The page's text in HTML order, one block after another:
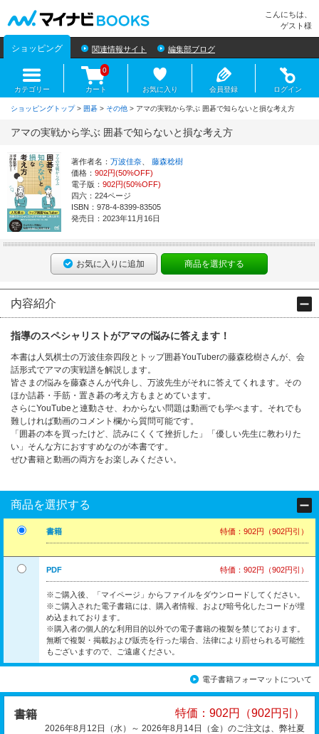
こんにちは、
ゲスト様
ショッピング 関連情報サイト 編集部ブログ
カテゴリー カート
0
お気に入り 会員登録 ログイン
ショッピングトップ> 囲碁 > その他 > アマの実戦から学ぶ 囲碁で知らないと損な考え方
アマの実戦から学ぶ 囲碁で知らないと損な考え方
著作者名： 万波佳奈
藤森稔樹
価格： 902円(50%OFF)
電子版： 902円(50%OFF)
四六：224ページ
ISBN：978-4-8399-83505
発売日：2023年11月16日
お気に入りに追加 商品を選択する
内容紹介
指導のスペシャリストがアマの悩みに答えます！
本書は人気棋士の万波佳奈四段とトップ囲碁YouTuberの藤森稔樹さんが、会
話形式でアマの実戦譜を解説します。
皆さまの悩みを藤森さんが代弁し、万波先生がそれに答えてくれます。その
ほか詰碁・手筋・置き碁の考え方もまとめています。
さらにYouTubeと連動させ、わからない問題は動画でも学べます。それでも
難しければ動画のコメント欄から質問可能です。
「囲碁の本を買ったけど、読みにくくて挫折した」「優しい先生に教わりた
い」そんな方におすすめなのが本書です。
ぜひ書籍と動画の両方をお楽しみください。
商品を選択する
書籍 特価：902円（902円引）
PDF 特価：902円（902円引）
※ご購入後、「マイページ」からファイルをダウンロードしてください。
※ご購入された電子書籍には、購入者情報、および暗号化したコードが埋
め込まれております。
※購入者の個人的な利用目的以外での電子書籍の複製を禁じております。
無断で複製・掲載および販売を行った場合、法律により罰せられる可能性
もございますので、ご遠慮ください。
電子書籍フォーマットについて
書籍 特価：902円（902円引）
2026年8月12日（水）～ 2026年8月14日（金）のご注文は、弊社夏